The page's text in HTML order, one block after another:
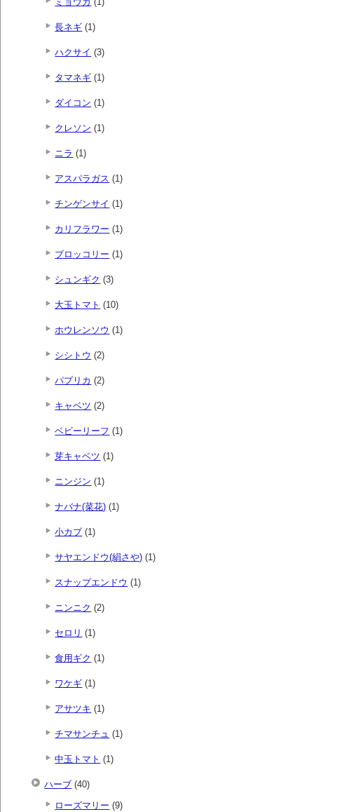
長ネギ (1)
ハクサイ (3)
タマネギ (1)
ダイコン (1)
クレソン (1)
ニラ (1)
アスパラガス (1)
チンゲンサイ (1)
カリフラワー (1)
ブロッコリー (1)
シュンギク (3)
大玉トマト (10)
ホウレンソウ (1)
シシトウ (2)
パプリカ (2)
キャベツ (2)
ベビーリーフ (1)
芽キャベツ (1)
ニンジン (1)
ナバナ(菜花) (1)
小カブ (1)
サヤエンドウ(絹さや) (1)
スナップエンドウ (1)
ニンニク (2)
セロリ (1)
食用ギク (1)
ワケギ (1)
アサツキ (1)
チマサンチュ (1)
中玉トマト (1)
ハーブ (40)
ローズマリー (9)